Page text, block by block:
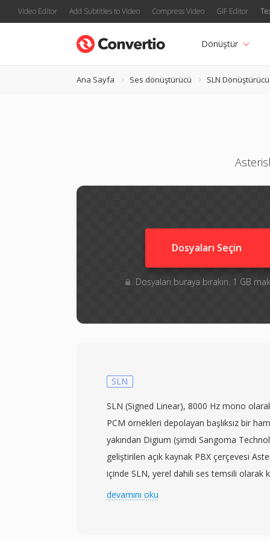
Video Editor Add Subtitles to Video Compress Video GIF Editor
Dönüştür
Ana Sayfa Ses dönüştürücü SLN Dönüştürücü
Dosyaları Seçin
Dosyaları buraya bırakın. 1 GB
SLN
SLN (Signed Linear), 8000 Hz mono
PCM örnekleri depolayan başlıksız bir
yakından Digium (şimdi Sangoma
geliştirilen açık kaynak PBX çerçevesi
içinde SLN, yerel dahili ses temsili olarak
dönüştürme işlemi ara adım olarak
devamını oku